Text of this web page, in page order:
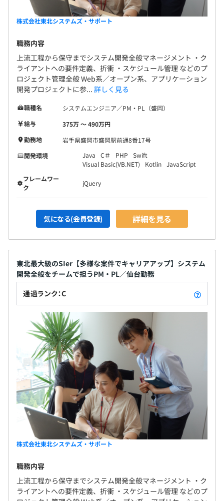
株式会社東北システムズ・サポート
職務内容
上流工程から保守までシステム開発全般マネージメント ・ク
ライアントへの要件定義、折衝 ・スケジュール管理 などのプ
ロジェクト管理全般 Web系／オープン系、アプリケーション
開発プロジェクトに参... 詳しく見る
職種名
システムエンジニア／PM・PL（盛岡）
給与
375万 〜 490万円
勤務地
岩手県盛岡市盛岡駅前通8番17号
開発環境
Java C＃ PHP
Swift
Visual Basic(VB.NET)
Kotlin JavaScript
フレームワー
ク
jQuery
気になる(会員登録) 詳細を見る
東北最大級のSIer【多様な案件でキャリアアップ】システム
開発全般をチームで担うPM・PL／仙台勤務
通過ランク：C
株式会社東北システムズ・サポート
職務内容
上流工程から保守までシステム開発全般マネージメント ・ク
ライアントへの要件定義、折衝 ・スケジュール管理 などのプ